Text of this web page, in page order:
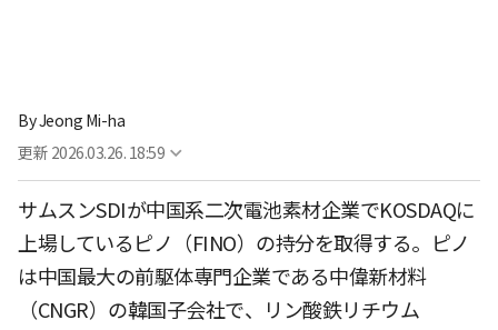
ByJeong Mi-ha
更新 2026.03.26. 18:59
サムスンSDIが中国系二次電池素材企業でKOSDAQに
上場しているピノ（FINO）の持分を取得する。ピノ
は中国最大の前駆体専門企業である中偉新材料
（CNGR）の韓国子会社で、リン酸鉄リチウム